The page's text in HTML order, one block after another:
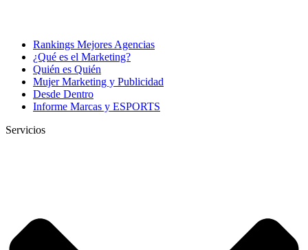
Rankings Mejores Agencias
¿Qué es el Marketing?
Quién es Quién
Mujer Marketing y Publicidad
Desde Dentro
Informe Marcas y ESPORTS
Servicios